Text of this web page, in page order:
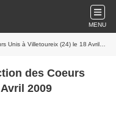
MENU
à Villetoureix (24) le 18 Avril 2009
des Coeurs
2009